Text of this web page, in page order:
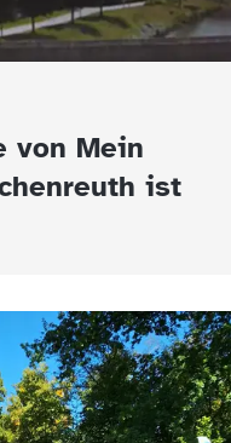
von Mein
ist